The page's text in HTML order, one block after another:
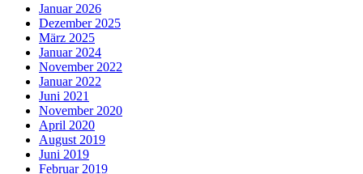
Januar 2026
Dezember 2025
März 2025
Januar 2024
November 2022
Januar 2022
Juni 2021
November 2020
April 2020
August 2019
Juni 2019
Februar 2019